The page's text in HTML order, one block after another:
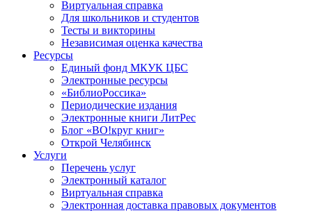
Виртуальная справка
Для школьников и студентов
Тесты и викторины
Независимая оценка качества
Ресурсы
Единый фонд МКУК ЦБС
Электронные ресурсы
«БиблиоРоссика»
Периодические издания
Электронные книги ЛитРес
Блог «ВО!круг книг»
Открой Челябинск
Услуги
Перечень услуг
Электронный каталог
Виртуальная справка
Электронная доставка правовых документов